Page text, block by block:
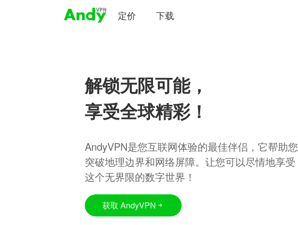
定价 下载
解锁无限可能，
享受全球精彩！
AndyVPN是您互联网体验的最佳伴侣，它帮助您
突破地理边界和网络屏障。让您可以尽情地享受
这个无界限的数字世界！
获取 AndyVPN